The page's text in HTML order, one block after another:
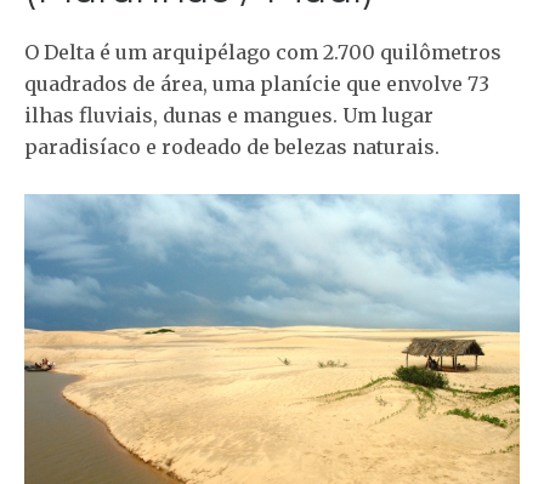
O Delta é um arquipélago com 2.700 quilômetros
quadrados de área, uma planície que envolve 73
ilhas fluviais, dunas e mangues. Um lugar
paradisíaco e rodeado de belezas naturais.